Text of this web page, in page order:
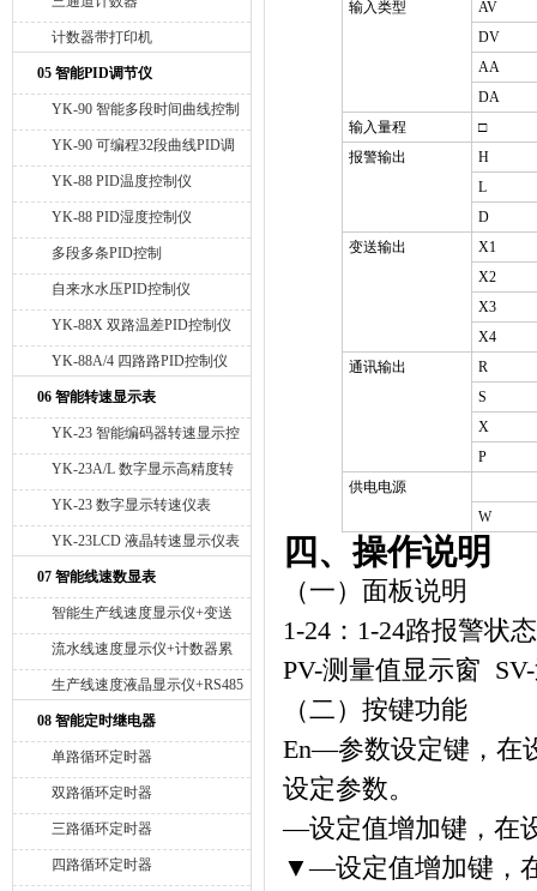
计数器带打印机
05 智能PID调节仪
YK-90 智能多段时间曲线控制
仪
YK-90 可编程32段曲线PID调
节仪
YK-88 PID温度控制仪
YK-88 PID湿度控制仪
多段多条PID控制
自来水水压PID控制仪
YK-88X 双路温差PID控制仪
YK-88A/4 四路路PID控制仪
06 智能转速显示表
YK-23 智能编码器转速显示控
制变送仪 RS485通讯
YK-23A/L 数字显示高精度转
速仪表
YK-23 数字显示转速仪表
YK-23LCD 液晶转速显示仪表
07 智能线速数显表
智能生产线速度显示仪+变送
4-20mA
流水线速度显示仪+计数器累
积
生产线速度液晶显示仪+RS485
接口
08 智能定时继电器
单路循环定时器
双路循环定时器
三路循环定时器
四路循环定时器
输入类型
AV
DV
AA
DA
输入量程
□
报警输出
H
L
D
变送输出
X1
X2
X3
X4
通讯输出
R
S
X
P
供电电源
W
四、操作说明
（一）面板说明
1-24：1-24路报警状
PV-测量值显示窗
（二）按键功能
En—参数设定键，在
设定参数。
—设定值增加键，在
▼—设定值增加键，